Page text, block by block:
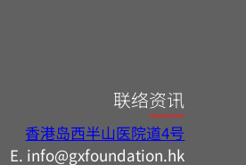
联络资讯
香港岛西半山医院道4号
E. info@gxfoundation.hk